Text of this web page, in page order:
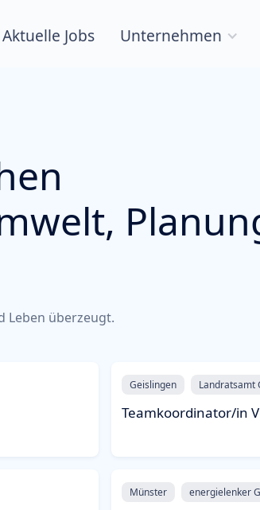
Aktuelle Jobs Unternehmen
Leben überzeugt.
Geislingen Landratsamt
Teamkoordinator/in
Münster energielenker